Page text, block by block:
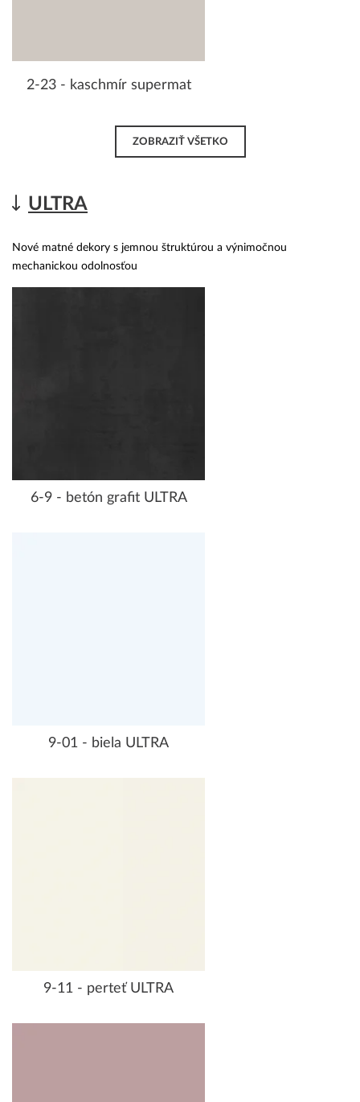
2-23 - kaschmír supermat
ZOBRAZIŤ VŠETKO
ULTRA
Nové matné dekory s jemnou štruktúrou a výnimočnou
mechanickou odolnosťou
6-9 - betón grafit ULTRA
9-01 - biela ULTRA
9-11 - perteť ULTRA